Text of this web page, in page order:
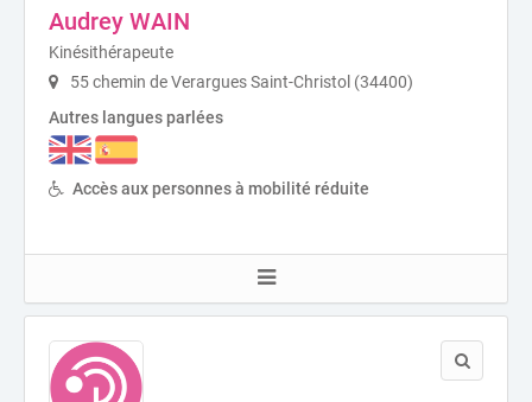
Audrey WAIN
Kinésithérapeute
55 chemin de Verargues Saint-Christol (34400)
Autres langues parlées
Accès aux personnes à mobilité réduite